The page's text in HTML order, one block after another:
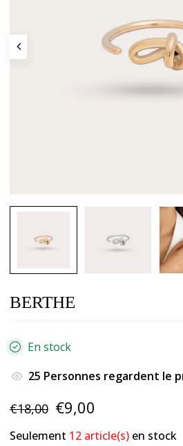
BERTHE
En stock
25 Personnes regardent le
€18,00 €9,00
Seulement 12 article(s) en stock